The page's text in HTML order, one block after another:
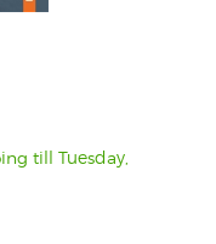
till Tuesday,